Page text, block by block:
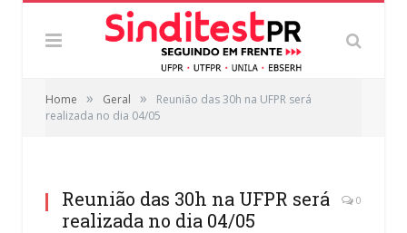
Home » Geral »
Reunião das 30h na UFPR será
realizada no dia 04/05
Reunião das 30h na UFPR será
realizada no dia 04/05
0